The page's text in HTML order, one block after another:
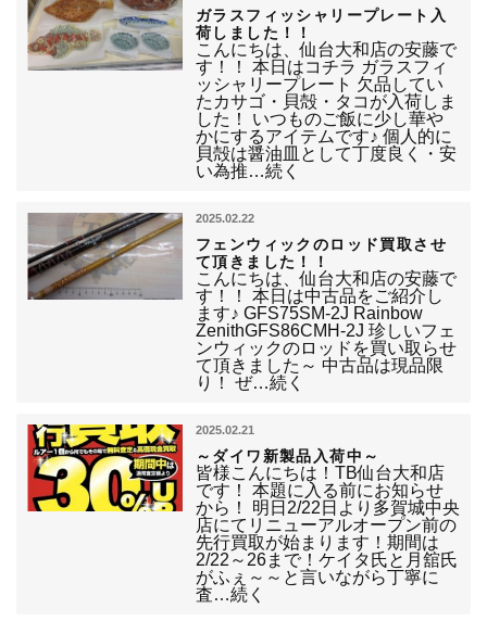
ガラスフィッシャリープレート入
荷しました！！
こんにちは、仙台大和店の安藤で
す！！ 本日はコチラ ガラスフィ
ッシャリープレート 欠品してい
たカサゴ・貝殻・タコが入荷しま
した！ いつものご飯に少し華や
かにするアイテムです♪ 個人的に
貝殻は醤油皿として丁度良く・安
い為推…続く
2025.02.22
フェンウィックのロッド買取させ
て頂きました！！
こんにちは、仙台大和店の安藤で
す！！ 本日は中古品をご紹介し
ます♪ GFS75SM-2J Rainbow
ZenithGFS86CMH-2J 珍しいフェ
ンウィックのロッドを買い取らせ
て頂きました～ 中古品は現品限
り！ ぜ…続く
2025.02.21
～ダイワ新製品入荷中～
皆様こんにちは！TB仙台大和店
です！ 本題に入る前にお知らせ
から！ 明日2/22日より多賀城中央
店にてリニューアルオープン前の
先行買取が始まります！期間は
2/22～26まで！ケイタ氏と月舘氏
がふぇ～～と言いながら丁寧に
査…続く